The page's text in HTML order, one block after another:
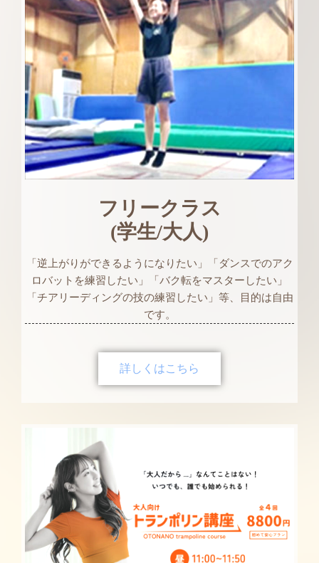
フリークラス
(学生/大人)
「逆上がりができるようになりたい」「ダンスでのアク
ロバットを練習したい」「バク転をマスターしたい」
「チアリーディングの技の練習したい」等、目的は自由
です。
詳しくはこちら